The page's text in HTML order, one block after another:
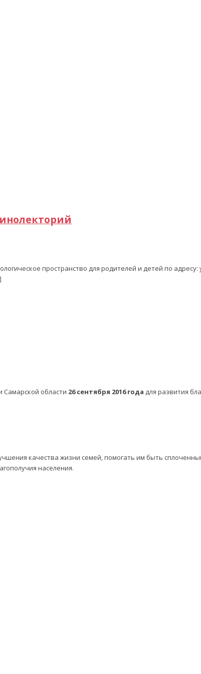
пространство для родителей и детей по
Самарской области 26 сентября 2016 года для развития
качества жизни семей, помогать им быть
населения.